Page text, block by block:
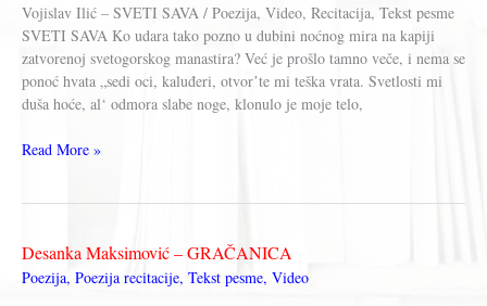
Vojislav Ilić – SVETI SAVA / Poezija, Video, Recitacija, Tekst pesme
SVETI SAVA Ko udara tako pozno u dubini noćnog mira na kapiji
zatvorenoj svetogorskog manastira? Već je prošlo tamno veče, i nema se
ponoć hvata „sedi oci, kaluđeri, otvorʼte mi teška vrata. Svetlosti mi
duša hoće, al‘ odmora slabe noge, klonulo je moje telo,
Vojislav
Read More »
Desanka Maksimović – GRAČANICA
Poezija, Poezija recitacije, Tekst pesme, Video